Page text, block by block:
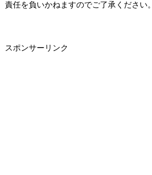
責任を負いかねますのでご了承ください。
スポンサーリンク